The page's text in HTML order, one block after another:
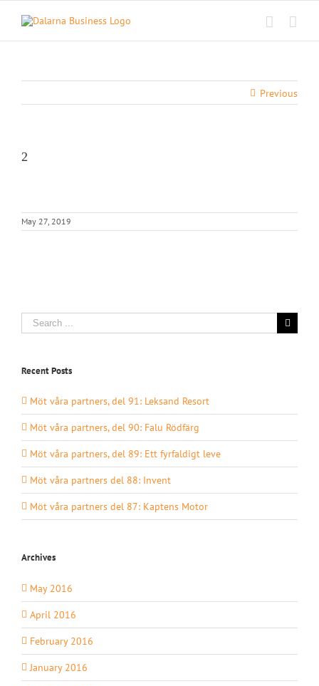
Skip
content
Previous
2
May 27, 2019
Search
for:
Recent Posts
Möt våra partners, del 91: Leksand Resort
Möt våra partners, del 90: Falu Rödfärg
Möt våra partners, del 89: Ett fyrfaldigt leve
Möt våra partners del 88: Invent
Möt våra partners del 87: Kaptens Motor
Archives
May 2016
April 2016
February 2016
January 2016